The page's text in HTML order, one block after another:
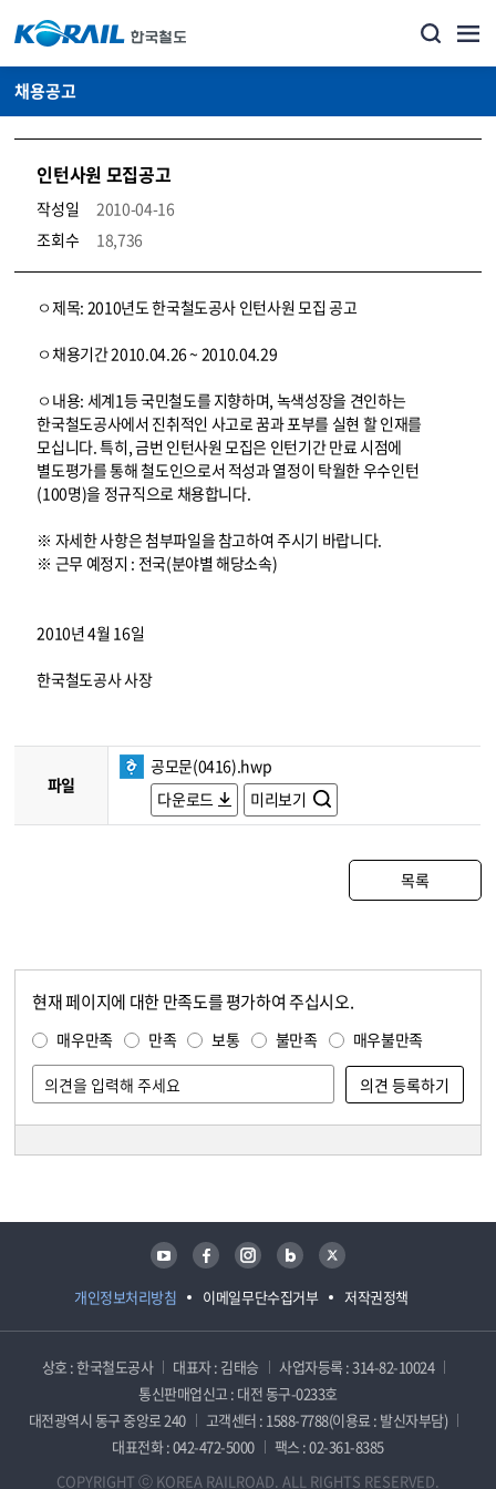
채용공고
인턴사원 모집공고
작성일
2010-04-16
조회수
18,736
코레일소개_경영공시_채용공고 상세보기 – 내용, 파일, 담당자 연락처로 구성
ㅇ제목: 2010년도 한국철도공사 인턴사원 모집 공고
ㅇ채용기간 2010.04.26 ~ 2010.04.29
ㅇ내용: 세계1등 국민철도를 지향하며, 녹색성장을 견인하는
한국철도공사에서 진취적인 사고로 꿈과 포부를 실현 할 인재를
모십니다. 특히, 금번 인턴사원 모집은 인턴기간 만료 시점에
별도평가를 통해 철도인으로서 적성과 열정이 탁월한 우수인턴
(100명)을 정규직으로 채용합니다.
※ 자세한 사항은 첨부파일을 참고하여 주시기 바랍니다.
※ 근무 예정지 : 전국(분야별 해당소속)
2010년 4월 16일
한국철도공사 사장
파일
공모문(0416).hwp
다운로드
미리보기
목록
현재 페이지에 대한 만족도를 평가하여 주십시오.
매우만족 만족 보통 불만족 매우불만족
개인정보처리방침 이메일무단수집거부 저작권정책
유튜브 페이스북 인스타그램 블로그 트위터
상호 : 한국철도공사 대표자 : 김태승
사업자등록 : 314-82-10024
통신판매업신고 : 대전 동구-0233호
대전광역시 동구 중앙로 240
고객센터 : 1588-7788(이용료 : 발신자부담)
대표전화 : 042-472-5000
팩스 : 02-361-8385
COPYRIGHT ⓒ KOREA RAILROAD. ALL RIGHTS RESERVED.